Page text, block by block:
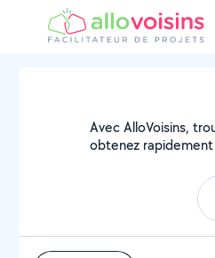
Avec AlloVoisins,
obtenez